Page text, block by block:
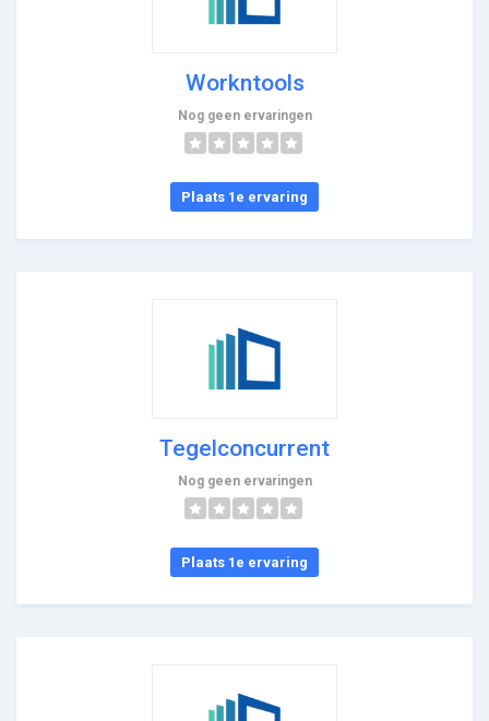
Workntools
Nog geen ervaringen
Plaats 1e ervaring
Tegelconcurrent
Nog geen ervaringen
Plaats 1e ervaring